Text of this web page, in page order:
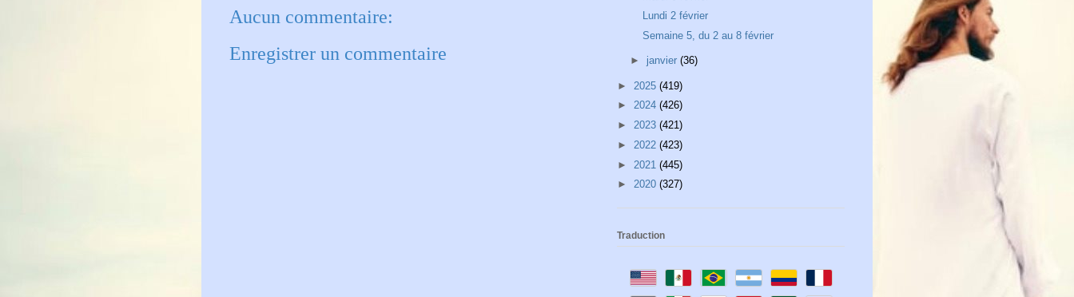
Aucun commentaire:
Enregistrer un commentaire
Lundi 2 février
Semaine 5, du 2 au 8 février
► janvier (36)
► 2025 (419)
► 2024 (426)
► 2023 (421)
► 2022 (423)
► 2021 (445)
► 2020 (327)
Traduction